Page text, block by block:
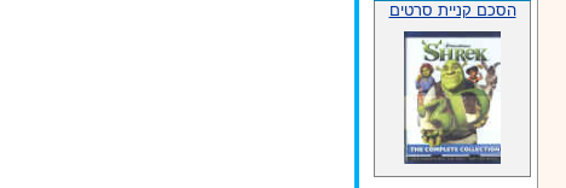
הסכם קניית סרטים